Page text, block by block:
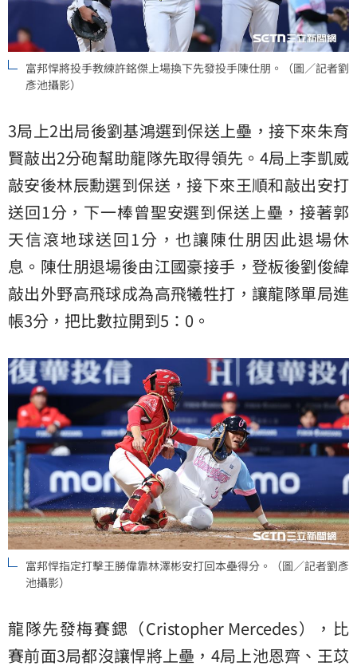
富邦悍將投手教練許銘傑上場換下先發投手陳仕朋。（圖／記者劉
彥池攝影）
3局上2出局後劉基鴻選到保送上壘，接下來朱育
賢敲出2分砲幫助龍隊先取得領先。4局上李凱威
敲安後林辰勳選到保送，接下來王順和敲出安打
送回1分，下一棒曾聖安選到保送上壘，接著郭
天信滾地球送回1分，也讓陳仕朋因此退場休
息。陳仕朋退場後由江國豪接手，登板後劉俊緯
敲出外野高飛球成為高飛犧牲打，讓龍隊單局進
帳3分，把比數拉開到5：0。
富邦悍指定打擊王勝偉靠林澤彬安打回本壘得分。（圖／記者劉彥
池攝影）
龍隊先發梅賽鍶（Cristopher Mercedes），比
賽前面3局都沒讓悍將上壘，4局上池恩齊、王苡